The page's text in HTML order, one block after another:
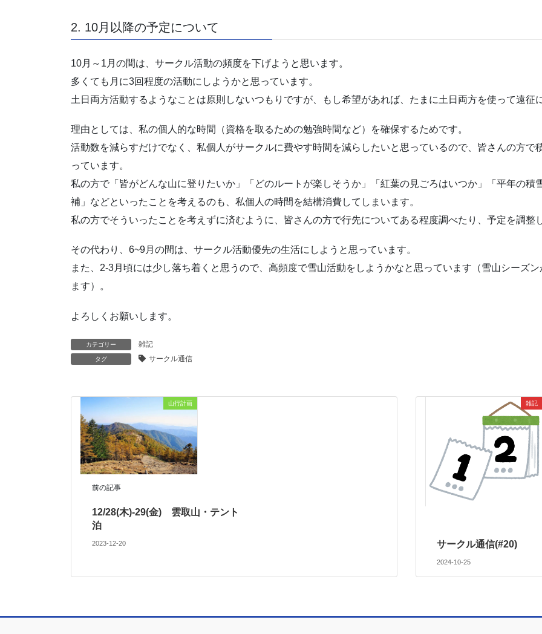
2. 10月以降の予定について
10月～1月の間は、サークル活動の頻度を下げようと思います。
多くても月に3回程度の活動にしようかと思っています。
土日両方活動するようなことは原則しないつもりですが、もし希望があれば、たまに土日両方を使って遠征
理由としては、私の個人的な時間（資格を取るための勉強時間など）を確保するためです。
活動数を減らすだけでなく、私個人がサークルに費やす時間を減らしたいと思っているので、皆さんの方で
っています。
私の方で「皆がどんな山に登りたいか」「どのルートが楽しそうか」「紅葉の見ごろはいつか」「平年の積
補」などといったことを考えるのも、私個人の時間を結構消費してしまいます。
私の方でそういったことを考えずに済むように、皆さんの方で行先についてある程度調べたり、予定を調整
その代わり、6~9月の間は、サークル活動優先の生活にしようと思っています。
また、2-3月頃には少し落ち着くと思うので、高頻度で雪山活動をしようかなと思っています（雪山シーズ
ます）。
よろしくお願いします。
カテゴリー 雑記
タグ サークル通信
山行計画
前の記事
12/28(木)-29(金) 雲取山・テント
泊
2023-12-20
雑記
サークル通信(#20)
2024-10-25